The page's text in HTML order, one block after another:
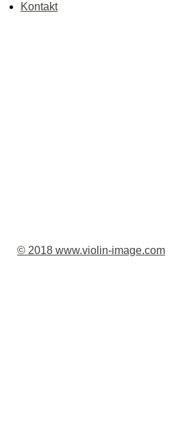
Kontakt
© 2018 www.violin-image.com